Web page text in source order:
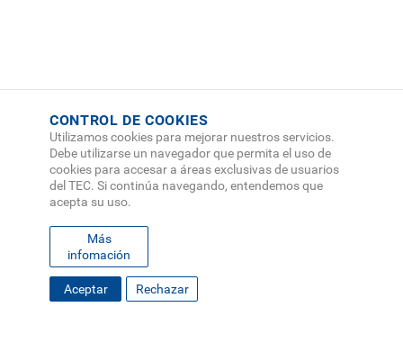
CONTROL DE COOKIES
Utilizamos cookies para mejorar nuestros servicios.
Debe utilizarse un navegador que permita el uso de
cookies para accesar a áreas exclusivas de usuarios
del TEC. Si continúa navegando, entendemos que
acepta su uso.
Más
infomación
Aceptar Rechazar